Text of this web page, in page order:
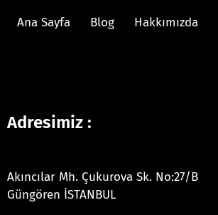
Ana Sayfa Blog Hakkımızda
Adresimiz :
Akıncılar Mh. Çukurova Sk. No:27/B
Güngören İSTANBUL